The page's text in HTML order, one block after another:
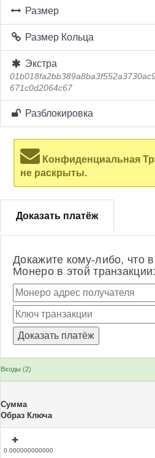
Размер
Размер Кольца
Экстра
671c0d2064c67
Разблокировка
Конфиденциальная
не раскрыты.
Доказать платёж
Докажите кому-либо, что
Монеро в этой транзакции:
Входы (2)
Сумма
Образ Ключа
0.000000000000